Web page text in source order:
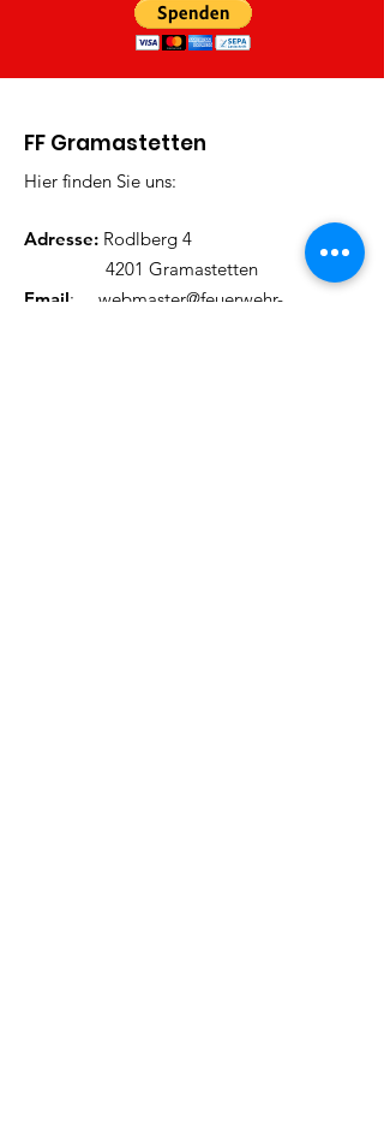
FF Gramastetten
Hier finden Sie uns:
Adresse: Rodlberg 4
4201 Gramastetten
Email: webmaster@feuerwehr-